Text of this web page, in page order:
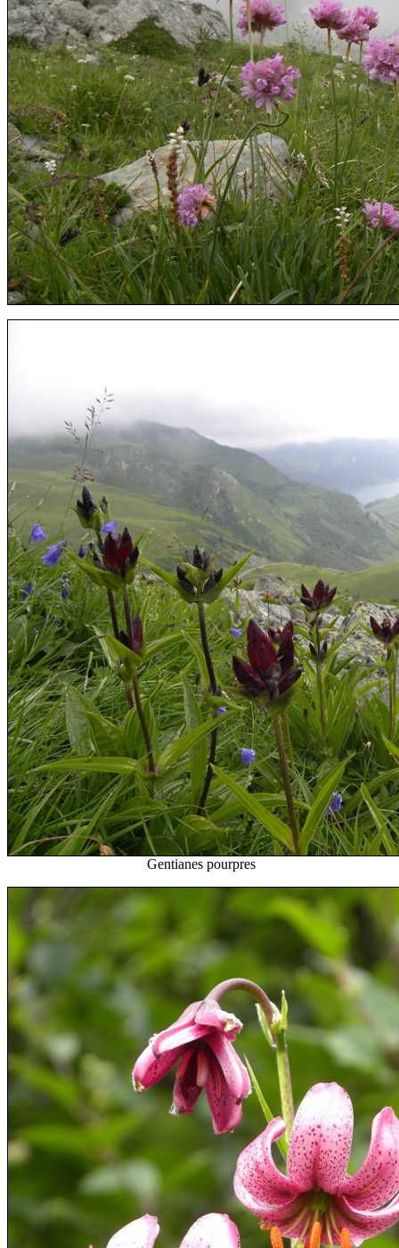
Gentianes pourpres